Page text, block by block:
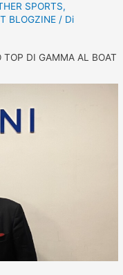
SPORTS,
BLOGZINE / Di
DI GAMMA AL BOAT